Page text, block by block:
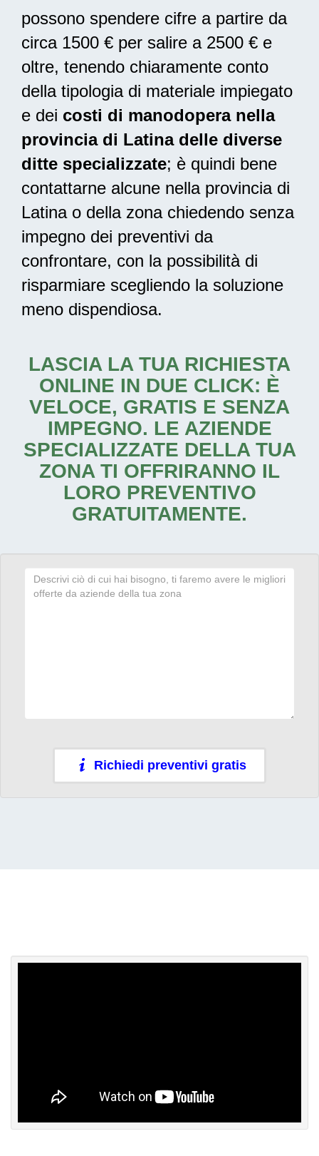
possono spendere cifre a partire da
circa 1500 € per salire a 2500 € e
oltre, tenendo chiaramente conto
della tipologia di materiale impiegato
e dei costi di manodopera nella
provincia di Latina delle diverse
ditte specializzate; è quindi bene
contattarne alcune nella provincia di
Latina o della zona chiedendo senza
impegno dei preventivi da
confrontare, con la possibilità di
risparmiare scegliendo la soluzione
meno dispendiosa.
LASCIA LA TUA RICHIESTA
ONLINE IN DUE CLICK: È
VELOCE, GRATIS E SENZA
IMPEGNO. LE AZIENDE
SPECIALIZZATE DELLA TUA
ZONA TI OFFRIRANNO IL
LORO PREVENTIVO
GRATUITAMENTE.
Richiedi preventivi gratis